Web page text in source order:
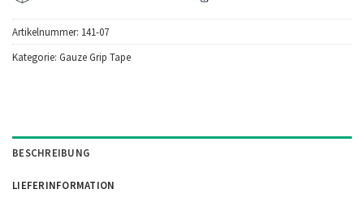
Artikelnummer: 141-07
Kategorie: Gauze Grip Tape
BESCHREIBUNG
LIEFERINFORMATION